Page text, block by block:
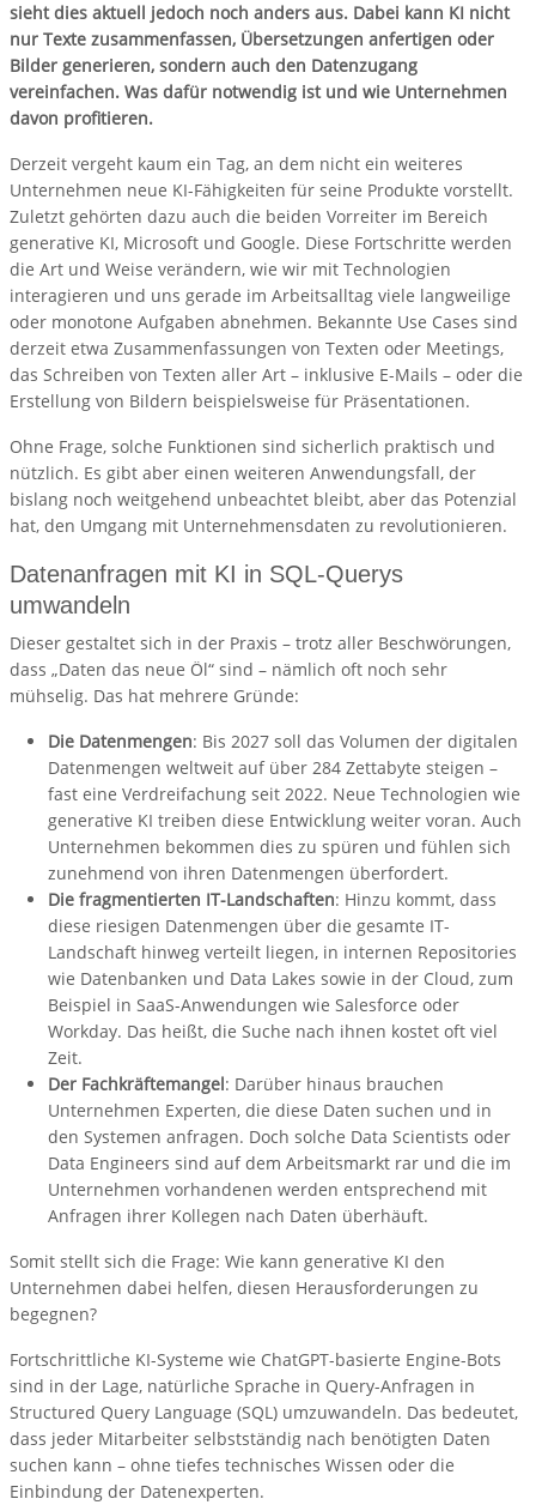
sieht dies aktuell jedoch noch anders aus. Dabei kann KI nicht
nur Texte zusammenfassen, Übersetzungen anfertigen oder
Bilder generieren, sondern auch den Datenzugang
vereinfachen. Was dafür notwendig ist und wie Unternehmen
davon profitieren.
Derzeit vergeht kaum ein Tag, an dem nicht ein weiteres
Unternehmen neue KI-Fähigkeiten für seine Produkte vorstellt.
Zuletzt gehörten dazu auch die beiden Vorreiter im Bereich
generative KI, Microsoft und Google. Diese Fortschritte werden
die Art und Weise verändern, wie wir mit Technologien
interagieren und uns gerade im Arbeitsalltag viele langweilige
oder monotone Aufgaben abnehmen. Bekannte Use Cases sind
derzeit etwa Zusammenfassungen von Texten oder Meetings,
das Schreiben von Texten aller Art – inklusive E-Mails – oder die
Erstellung von Bildern beispielsweise für Präsentationen.
Ohne Frage, solche Funktionen sind sicherlich praktisch und
nützlich. Es gibt aber einen weiteren Anwendungsfall, der
bislang noch weitgehend unbeachtet bleibt, aber das Potenzial
hat, den Umgang mit Unternehmensdaten zu revolutionieren.
Datenanfragen mit KI in SQL-Querys
umwandeln
Dieser gestaltet sich in der Praxis – trotz aller Beschwörungen,
dass „Daten das neue Öl“ sind – nämlich oft noch sehr
mühselig. Das hat mehrere Gründe:
Die Datenmengen: Bis 2027 soll das Volumen der digitalen
Datenmengen weltweit auf über 284 Zettabyte steigen –
fast eine Verdreifachung seit 2022. Neue Technologien wie
generative KI treiben diese Entwicklung weiter voran. Auch
Unternehmen bekommen dies zu spüren und fühlen sich
zunehmend von ihren Datenmengen überfordert.
Die fragmentierten IT-Landschaften: Hinzu kommt, dass
diese riesigen Datenmengen über die gesamte IT-
Landschaft hinweg verteilt liegen, in internen Repositories
wie Datenbanken und Data Lakes sowie in der Cloud, zum
Beispiel in SaaS-Anwendungen wie Salesforce oder
Workday. Das heißt, die Suche nach ihnen kostet oft viel
Zeit.
Der Fachkräftemangel: Darüber hinaus brauchen
Unternehmen Experten, die diese Daten suchen und in
den Systemen anfragen. Doch solche Data Scientists oder
Data Engineers sind auf dem Arbeitsmarkt rar und die im
Unternehmen vorhandenen werden entsprechend mit
Anfragen ihrer Kollegen nach Daten überhäuft.
Somit stellt sich die Frage: Wie kann generative KI den
Unternehmen dabei helfen, diesen Herausforderungen zu
begegnen?
Fortschrittliche KI-Systeme wie ChatGPT-basierte Engine-Bots
sind in der Lage, natürliche Sprache in Query-Anfragen in
Structured Query Language (SQL) umzuwandeln. Das bedeutet,
dass jeder Mitarbeiter selbstständig nach benötigten Daten
suchen kann – ohne tiefes technisches Wissen oder die
Einbindung der Datenexperten.